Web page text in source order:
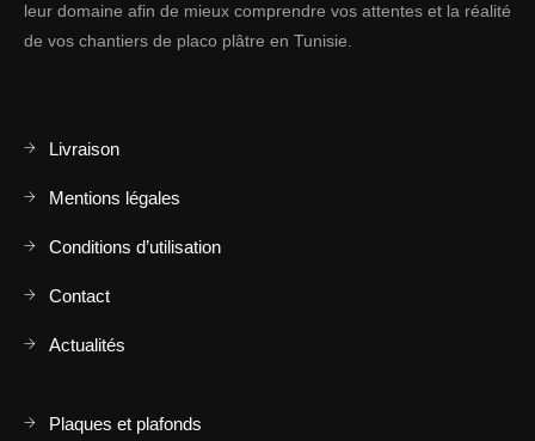
leur domaine afin de mieux comprendre vos attentes et la réalité
de vos chantiers de placo plâtre en Tunisie.
Livraison
Mentions légales
Conditions d’utilisation
Contact
Actualités
Plaques et plafonds